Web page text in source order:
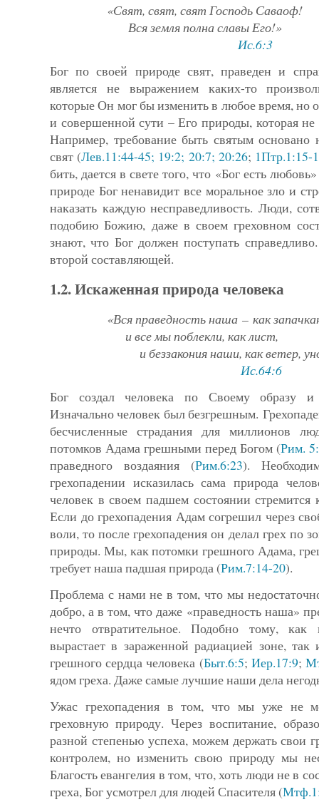
«Свят, свят, свят Господь Саваоф!
Вся земля полна славы Его!»
Ис.6:3
Бог по своей природе свят, праведен и
является не выра­жением каких-то
которые Он мог бы изменить в лю­бое время, но
и совершенной сути – Его природы, которая
Например, требование быть святым основано
свят (Лев.11:44-45; 19:2; 20:7; 20:26; 1Птр.1:15-
бить, дается в свете того, что «Бог есть
природе Бог ненавидит все моральное зло и
наказать каждую неспра­вед­ливость. Люди,
подобию Божию, даже в своем гре­хов­ном
знают, что Бог должен поступать
второй составляющей.
1.2. Искаженная природа человека
«Вся праведность наша – как
и все мы поблекли, как лист,
и беззакония наши, как ветер,
Ис.64:6
Бог создал человека по Своему образу
Изначально человек был безгрешным.
бесчисленные страдания для миллионов
потомков Адама грешными перед Богом (Рим.
праведного воздаяния (Рим.6:23).
грехопадении исказилась сама природа
человек в своем падшем состоянии стремится
Если до грехопадения Адам согрешил через
воли, то после грехопадения он делал грех по
природы. Мы, как потомки грешного Ада­ма,
требует наша падшая природа (Рим.7:14-20).
Проблема с нами не в том, что мы
добро, а в том, что даже «праведность наша»
нечто отвратительное. Подобно тому, как
вырастает в зараженной радиацией зоне,
грешного сердца человека (Быт.6:5; Иер.17:9;
ядом греха. Даже самые лучшие наши дела
Ужас грехопадения в том, что мы уже не
греховную природу. Через воспитание,
разной степенью успеха, можем держать свои
контролем, но изменить свою природу мы
Благость евангелия в том, что, хоть люди не в
греха, Бог усмотрел для людей Спасителя (